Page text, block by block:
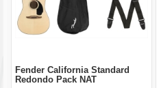
Fender California Standard
Redondo Pack NAT